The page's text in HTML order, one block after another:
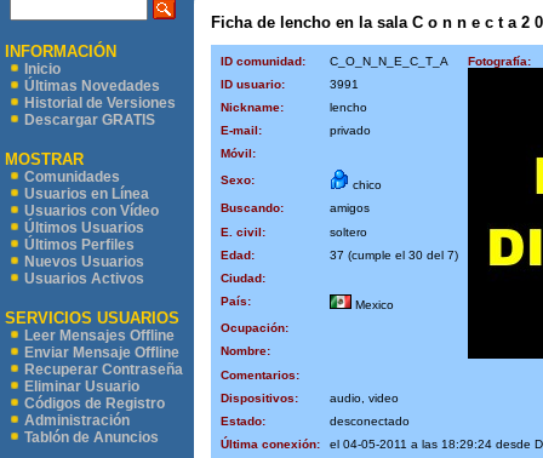
INFORMACIÓN
Inicio
Últimas Novedades
Historial de Versiones
Descargar GRATIS
MOSTRAR
Comunidades
Usuarios en Línea
Usuarios con Vídeo
Últimos Usuarios
Últimos Perfiles
Nuevos Usuarios
Usuarios Activos
SERVICIOS USUARIOS
Leer Mensajes Offline
Enviar Mensaje Offline
Recuperar Contraseña
Eliminar Usuario
Códigos de Registro
Administración
Tablón de Anuncios
Ficha de lencho en la sala C o n n e c t a 2
ID comunidad: C_O_N_N_E_C_T_A
Fotografía:
ID usuario:
3991
Nickname:
lencho
E-mail:
privado
Móvil:
Sexo:
chico
Buscando:
amigos
E. civil:
soltero
Edad:
37 (cumple el 30 del 7)
Ciudad:
País:
Mexico
Ocupación:
Nombre:
Comentarios:
Dispositivos:
audio, video
Estado:
desconectado
Última conexión:
el 04-05-2011 a las 18:29:24 desde